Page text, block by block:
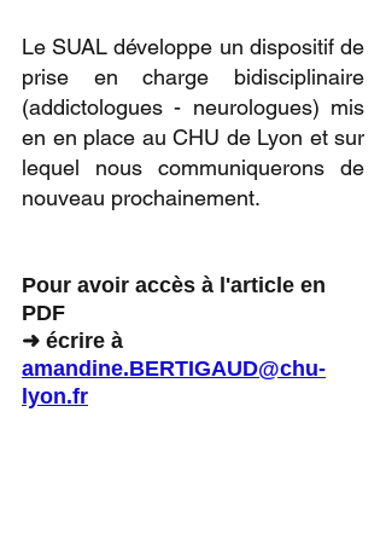
Le SUAL développe un dispositif de
prise en charge bidisciplinaire
(addictologues - neurologues) mis
en en place au CHU de Lyon et sur
lequel nous communiquerons de
nouveau prochainement.
Pour avoir accès à l'article en
PDF
➜ écrire à
amandine.BERTIGAUD@chu-
lyon.fr